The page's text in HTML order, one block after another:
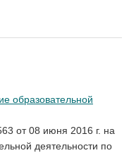
образовательной
от 08 июня 2016 г. на
деятельности по